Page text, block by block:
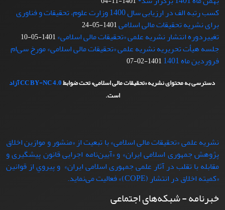
کسب رتبه الف در ارزیابی سال 1400 وزارت علوم، تحقیقات و فناوری
برای نشریه تحقیقات مالی اسلامی1401-05-24
تغییردوره انتشار نشریه علمی «تحقیقات‌ مالی‌ اسلامی»1401-05-10
جلسه هیأت تحریریه نشریه علمی «تحقیقات مالی اسلامی» مورخ سی‌ام
فروردین ماه 1401
1401-02-07
دسترسی به محتوای نشریه «تحقیقات مالی اسلامی» تحت ضوابطCC BY-NC 4.0آزاد
است.
نشریه علمی «تحقیقات مالی اسلامی» با تبعيت از «منشور و موازین اخلاق
پژوهش جمهوری اسلامی ایران» و «آیین‌نامه اجرایی قانون پیشگیری و
مقابله با تقلب در آثار علمی جمهوری اسلامی ایران» و پيروي از قوانين
«کمیته اخلاق در انتشار (COPE)» فعاليت می‌نماید.
خبرنامه - شبکه‌های اجتماعی